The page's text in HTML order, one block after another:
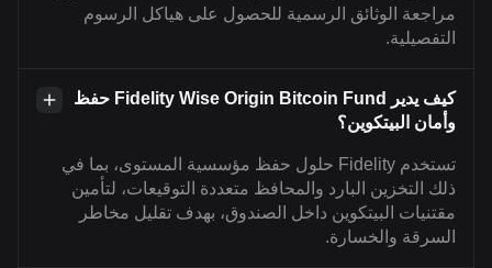
مراجعة الوثائق الرسمية للحصول على هياكل الرسوم
التفصيلية.
كيف يدير Fidelity Wise Origin Bitcoin Fund حفظ
وأمان البيتكوين؟
تستخدم Fidelity حلول حفظ مؤسسية المستوى، بما في
ذلك التخزين البارد والمحافظ متعددة التوقيعات، لتأمين
مقتنيات البيتكوين داخل الصندوق، بهدف تقليل مخاطر
السرقة والخسارة.